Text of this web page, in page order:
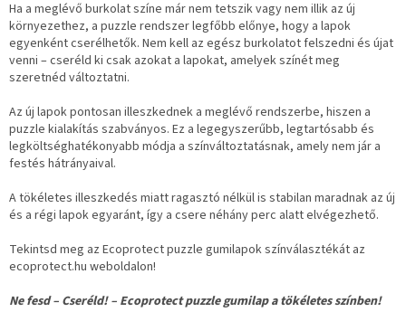
Ha a meglévő burkolat színe már nem tetszik vagy nem illik az új
környezethez, a puzzle rendszer legfőbb előnye, hogy a lapok
egyenként cserélhetők. Nem kell az egész burkolatot felszedni és újat
venni – cseréld ki csak azokat a lapokat, amelyek színét meg
szeretnéd változtatni.
Az új lapok pontosan illeszkednek a meglévő rendszerbe, hiszen a
puzzle kialakítás szabványos. Ez a legegyszerűbb, legtartósabb és
legköltséghatékonyabb módja a színváltoztatásnak, amely nem jár a
festés hátrányaival.
A tökéletes illeszkedés miatt ragasztó nélkül is stabilan maradnak az új
és a régi lapok egyaránt, így a csere néhány perc alatt elvégezhető.
Tekintsd meg az Ecoprotect puzzle gumilapok színválasztékát az
ecoprotect.hu weboldalon!
Ne fesd – Cseréld! – Ecoprotect puzzle gumilap a tökéletes színben!